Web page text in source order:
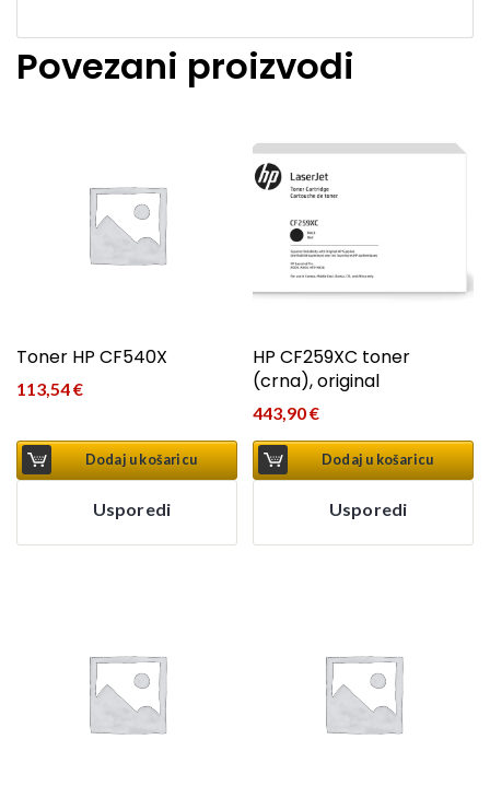
Povezani proizvodi
Toner HP CF540X
113,54€
Dodaj u košaricu
Usporedi
HP CF259XC toner
(crna), original
443,90€
Dodaj u košaricu
Usporedi